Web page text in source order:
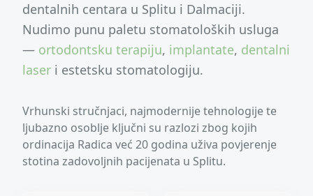
dentalnih centara u Splitu i Dalmaciji.
Nudimo punu paletu stomatoloških usluga
— ortodontsku terapiju, implantate, dentalni
laser i estetsku stomatologiju.
Vrhunski stručnjaci, najmodernije tehnologije te
ljubazno osoblje ključni su razlozi zbog kojih
ordinacija Radica već 20 godina uživa povjerenje
stotina zadovoljnih pacijenata u Splitu.